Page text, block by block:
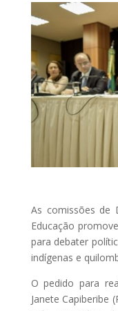
As comissões de
Educação
para debater
indígenas e
O pedido para
Janete Capiberibe